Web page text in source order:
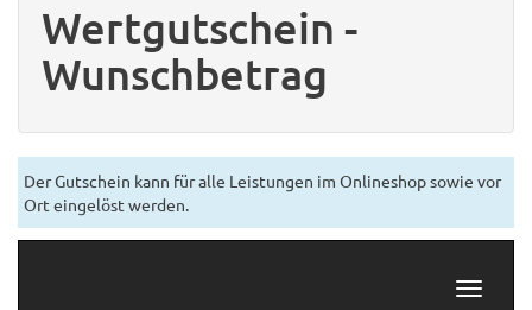
Wertgutschein -
Wunschbetrag
Der Gutschein kann für alle Leistungen im Onlineshop sowie vor
Ort eingelöst werden.